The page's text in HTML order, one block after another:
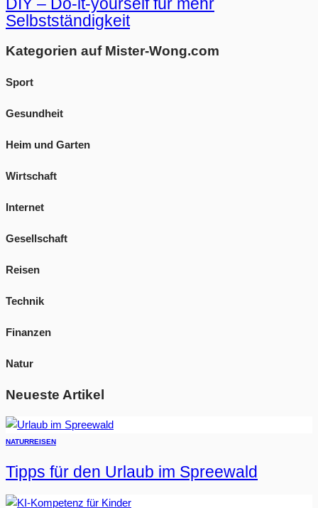
DIY – Do-it-yourself für mehr
Selbstständigkeit
Kategorien auf Mister-Wong.com
Sport
Gesundheit
Heim und Garten
Wirtschaft
Internet
Gesellschaft
Reisen
Technik
Finanzen
Natur
Neueste Artikel
NATURREISEN
Tipps für den Urlaub im Spreewald